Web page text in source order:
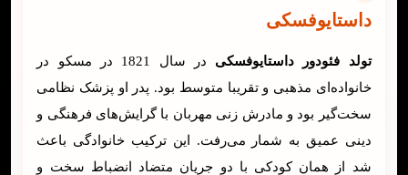
داستایوفسکی
تولد فئودور داستایوفسکی
در سال 1821 در مسکو در
خانواده‌ای مذهبی و تقریبا متوسط بود. پدر او پزشک نظامی
سخت‌گیر بود و مادرش زنی مهربان با گرایش‌های فرهنگی و
دینی عمیق به شمار می‌رفت. این ترکیب خانوادگی باعث
شد از همان کودکی با دو جریان متضاد انضباط سخت و